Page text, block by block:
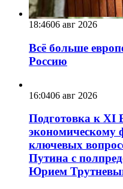
18:4606 авг 2026
Всё больше
Россию
16:0406 авг 2026
Подготовка к XI
экономическому
ключевых
Путина с
Юрием